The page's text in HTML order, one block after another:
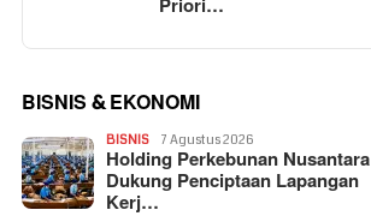
Priori…
BISNIS & EKONOMI
BISNIS 7 Agustus 2026
Holding Perkebunan Nusantara
Dukung Penciptaan Lapangan
Kerj…